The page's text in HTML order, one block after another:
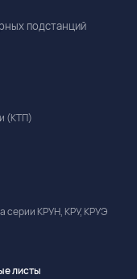
подстанций
(КТП)
серии КРУН, КРУ, КРУЭ
листы